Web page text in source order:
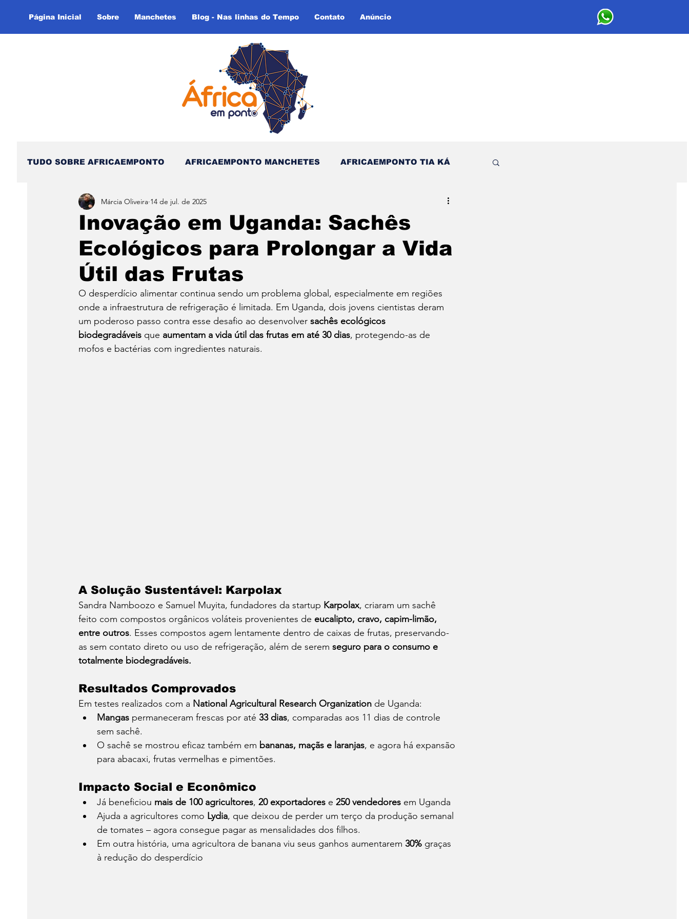
Página Inicial Sobre Manchetes Blog - Nas linhas do Tempo Contato Anúncio
TUDO SOBRE AFRICAEMPONTO AFRICAEMPONTO MANCHETES AFRICAEMPONTO TIA KÁ
Nas Linhas do Tempo - (Blog) Nas linhas do Tempo (Blog - Inglês)
Inovação em Uganda: Sachês
Ecológicos para Prolongar a Vida
Útil das Frutas
Márcia Oliveira 14 de jul. de 2025
O desperdício alimentar continua sendo um problema global, especialmente em regiões
onde a infraestrutura de refrigeração é limitada. Em Uganda, dois jovens cientistas deram
um poderoso passo contra esse desafio ao desenvolver sachês ecológicos
biodegradáveis que aumentam a vida útil das frutas em até 30 dias, protegendo-as de
mofos e bactérias com ingredientes naturais.
A Solução Sustentável: Karpolax
Sandra Namboozo e Samuel Muyita, fundadores da startup Karpolax, criaram um sachê
feito com compostos orgânicos voláteis provenientes de eucalipto, cravo, capim-limão,
entre outros. Esses compostos agem lentamente dentro de caixas de frutas, preservando-
as sem contato direto ou uso de refrigeração, além de serem seguro para o consumo e
totalmente biodegradáveis.
Resultados Comprovados
Em testes realizados com a National Agricultural Research Organization de Uganda:
Mangas permaneceram frescas por até 33 dias, comparadas aos 11 dias de controle
sem sachê.
O sachê se mostrou eficaz também em bananas, maçãs e laranjas, e agora há expansão
para abacaxi, frutas vermelhas e pimentões.
Impacto Social e Econômico
Já beneficiou mais de 100 agricultores, 20 exportadores e 250 vendedores em Uganda
Ajuda a agricultores como Lydia, que deixou de perder um terço da produção semanal
de tomates – agora consegue pagar as mensalidades dos filhos.
Em outra história, uma agricultora de banana viu seus ganhos aumentarem 30% graças
à redução do desperdício